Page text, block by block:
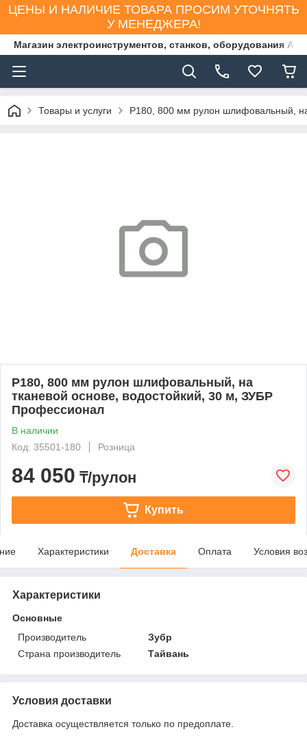
ЦЕНЫ И НАЛИЧИЕ ТОВАРА ПРОСИМ УТОЧНЯТЬ
У МЕНЕДЖЕРА!
Магазин электроинструментов, станков, оборудования
Товары и услуги Р180, 800 мм рулон шлифовальный,
Р180, 800 мм рулон шлифовальный, на
тканевой основе, водостойкий, 30 м, ЗУБР
Профессионал
В наличии
Код: 35501-180
Розница
84 050 ₸/рулон
Купить
Характеристики Доставка Оплата Условия
Характеристики
Основные
Производитель
Зубр
Страна производитель
Тайвань
Условия доставки
Доставка осуществляется только по предоплате.